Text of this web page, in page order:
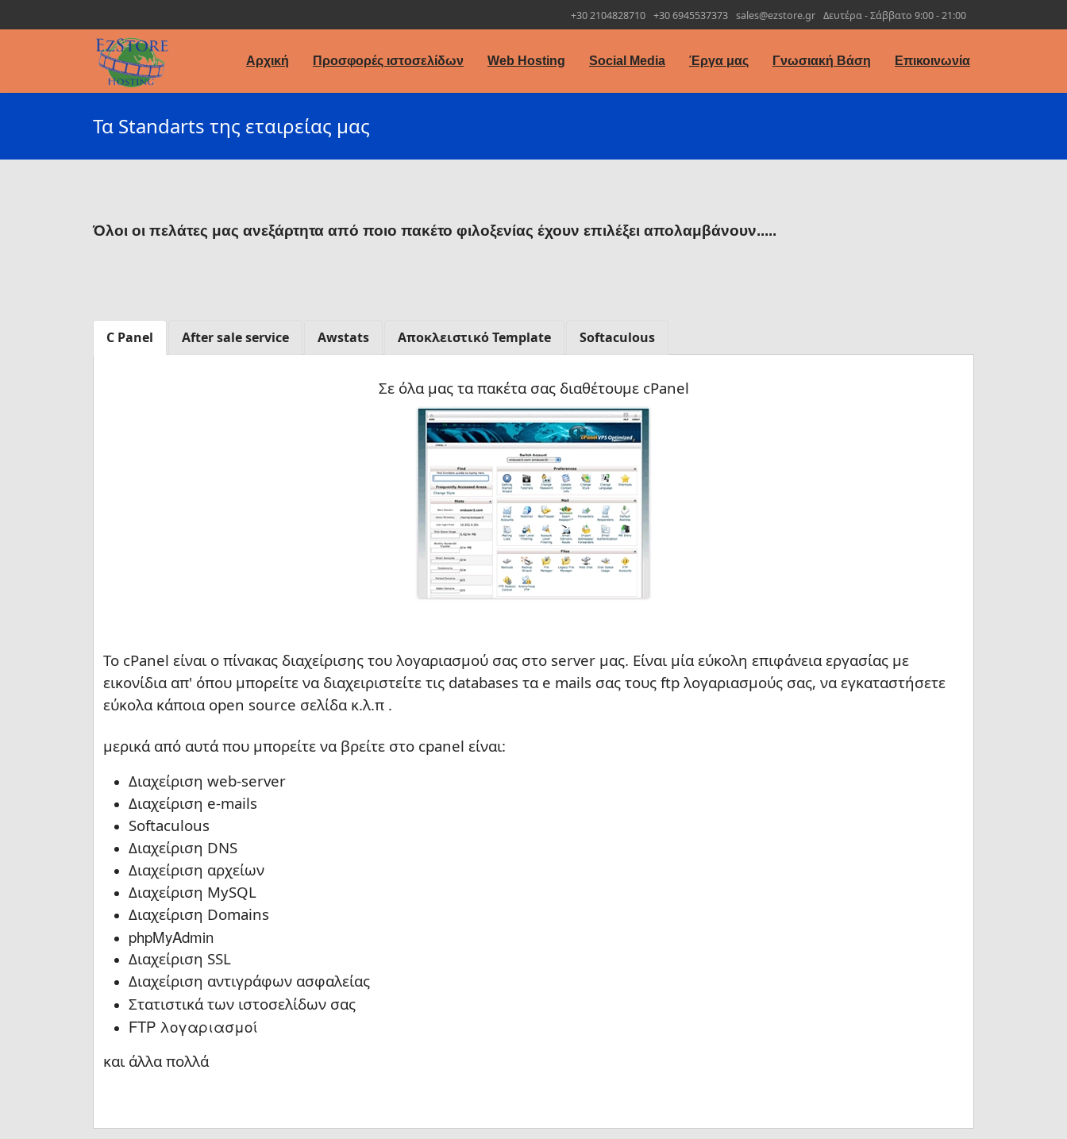
+30 2104828710 +30 6945537373 sales@ezstore.gr Δευτέρα - Σάββατο 9:00 - 21:00
Αρχική Προσφορές ιστοσελίδων Web Hosting Social Media Έργα μας Γνωσιακή Βάση Επικοινωνία
Τα Standarts της εταιρείας μας
Όλοι οι πελάτες μας ανεξάρτητα από ποιο πακέτο φιλοξενίας έχουν επιλέξει απολαμβάνουν.....
C Panel After sale service Awstats Αποκλειστικό Template Softaculous
Σε όλα μας τα πακέτα σας διαθέτουμε cPanel
Το cPanel είναι ο πίνακας διαχείρισης του λογαριασμού σας στο server μας. Είναι μία εύκολη επιφάνεια εργασίας με
εικονίδια απ' όπου μπορείτε να διαχειριστείτε τις databases τα e mails σας τους ftp λογαριασμούς σας, να εγκαταστήσετε
εύκολα κάποια open source σελίδα κ.λ.π .
μερικά από αυτά που μπορείτε να βρείτε στο cpanel είναι:
Διαχείριση web-server
Διαχείριση e-mails
Softaculous
Διαχείριση DNS
Διαχείριση αρχείων
Διαχείριση MySQL
Διαχείριση Domains
phpMyAdmin
Διαχείριση SSL
Διαχείριση αντιγράφων ασφαλείας
Στατιστικά των ιστοσελίδων σας
FTP λογαριασμοί
και άλλα πολλά